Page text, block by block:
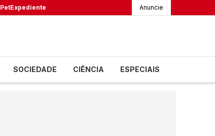
PetExpediente Anuncie
SOCIEDADE CIÊNCIA ESPECIAIS